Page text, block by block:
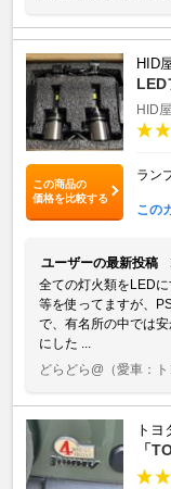
この商品の
価格を比較する
HID
LED
HID
ラン
この
ユーザーの最新投稿
全ての灯火類をLED
等を使ってますが、
で、有名所の中では
にした ...
どらどら@ （愛車：
トヨ
「